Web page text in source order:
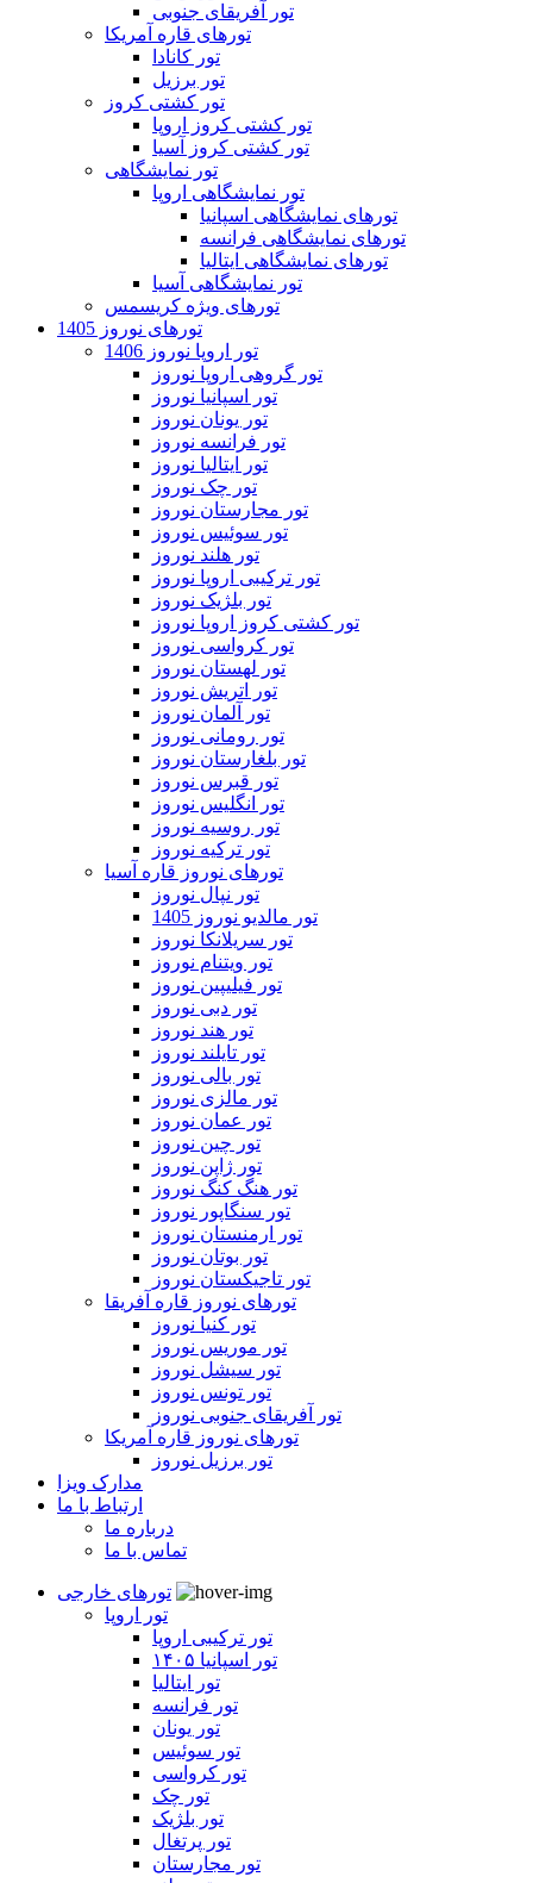
تور آفریقای جنوبی
تورهای قاره آمریکا
تور کانادا
تور برزیل
تور کشتی کروز
تور کشتی کروز اروپا
تور کشتی کروز آسیا
تور نمایشگاهی
تور نمایشگاهی اروپا
تورهای نمایشگاهی اسپانیا
تورهای نمایشگاهی فرانسه
تورهای نمایشگاهی ایتالیا
تور نمایشگاهی آسیا
تورهای ویژه کریسمس
تورهای نوروز 1405
تور اروپا نوروز 1406
تور گروهی اروپا نوروز
تور اسپانیا نوروز
تور یونان نوروز
تور فرانسه نوروز
تور ایتالیا نوروز
تور چک نوروز
تور مجارستان نوروز
تور سوئیس نوروز
تور هلند نوروز
تور ترکیبی اروپا نوروز
تور بلژیک نوروز
تور کشتی کروز اروپا نوروز
تور کرواسی نوروز
تور لهستان نوروز
تور اتریش نوروز
تور آلمان نوروز
تور رومانی نوروز
تور بلغارستان نوروز
تور قبرس نوروز
تور انگلیس نوروز
تور روسیه نوروز
تور ترکیه نوروز
تورهای نوروز قاره آسیا
تور نپال نوروز
تور مالدیو نوروز 1405
تور سریلانکا نوروز
تور ویتنام نوروز
تور فیلیپین نوروز
تور دبی نوروز
تور هند نوروز
تور تایلند نوروز
تور بالی نوروز
تور مالزی نوروز
تور عمان نوروز
تور چین نوروز
تور ژاپن نوروز
تور هنگ کنگ نوروز
تور سنگاپور نوروز
تور ارمنستان نوروز
تور بوتان نوروز
تور تاجیکستان نوروز
تورهای نوروز قاره آفریقا
تور کنیا نوروز
تور موریس نوروز
تور سیشل نوروز
تور تونس نوروز
تور آفریقای جنوبی نوروز
تورهای نوروز قاره آمریکا
تور برزیل نوروز
مدارک ویزا
ارتباط با ما
درباره ما
تماس با ما
تورهای خارجی
تور اروپا
تور ترکیبی اروپا
تور اسپانیا ۱۴۰۵
تور ایتالیا
تور فرانسه
تور یونان
تور سوئیس
تور کرواسی
تور چک
تور بلژیک
تور پرتغال
تور مجارستان